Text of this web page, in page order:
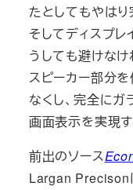
たとしてもやは
そしてディスプ
うしても避けなけ
スピーカー部分
なくし、完全に
画面表示を実現
前出のソース
Largan Precison